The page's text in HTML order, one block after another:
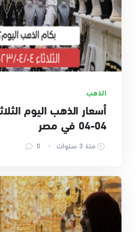
الذهب
04-04 في مصر
منذ 3 سنوات